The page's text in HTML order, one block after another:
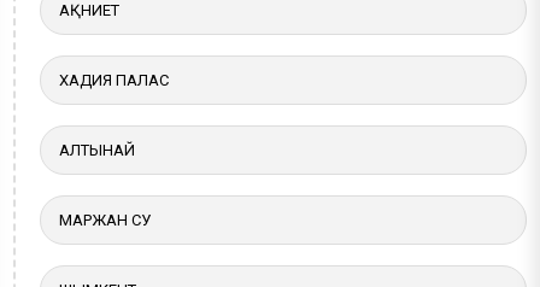
АҚНИЕТ
ХАДИЯ ПАЛАС
АЛТЫНАЙ
МАРЖАН СУ